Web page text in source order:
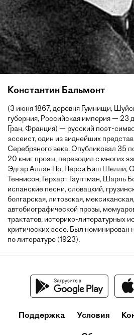
Константин Бальмонт
(3 июня 1867, деревня Гумнищи,
губерния, Российская империя — 23
Гран, Франция) — русский поэт-
эссеист, один из виднейших
Серебряного века. Опубликовал 35
20 книг прозы, переводил с многих
Эдгар Аллан По, Перси Биш Шелли,
Теннисон, Герхарт Гауптман, Шарль
испанские песни, словацкий,
болгарская, литовская,
автобиографической прозы,
трактатов, историко-литературных
критических эссе. Был
по литературе (1923).
Поддержка Условия